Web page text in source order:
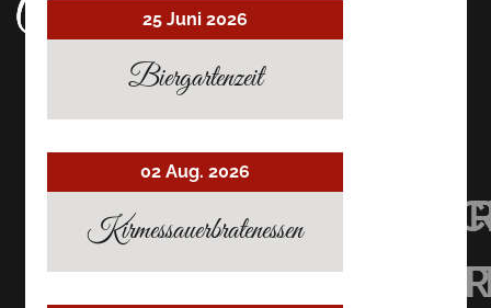
UHRMACHER’S
RESTAURANT
25 Juni 2026
Biergartenzeit
02 Aug. 2026
Kirmessauerbratenessen